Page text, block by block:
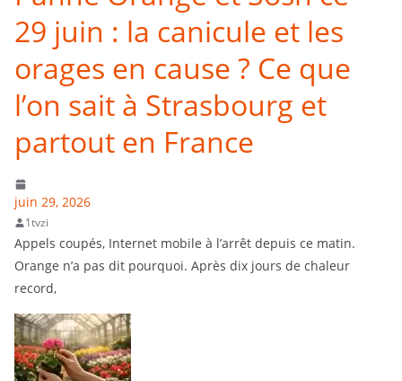
29 juin : la canicule et les
orages en cause ? Ce que
l’on sait à Strasbourg et
partout en France
juin 29, 2026
1tvzi
Appels coupés, Internet mobile à l’arrêt depuis ce matin.
Orange n’a pas dit pourquoi. Après dix jours de chaleur
record,